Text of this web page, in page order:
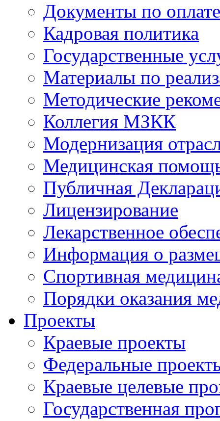
Документы по
Кадровая политика
Государственные
Материалы по
Методические
Коллегия МЗКК
Модернизация
Медицинская
Публичная
Лицензирование
Лекарственное
Информация о
Спортивная
Порядки оказания
Проекты
Краевые проекты
Федеральные
Краевые целевые
Государственная